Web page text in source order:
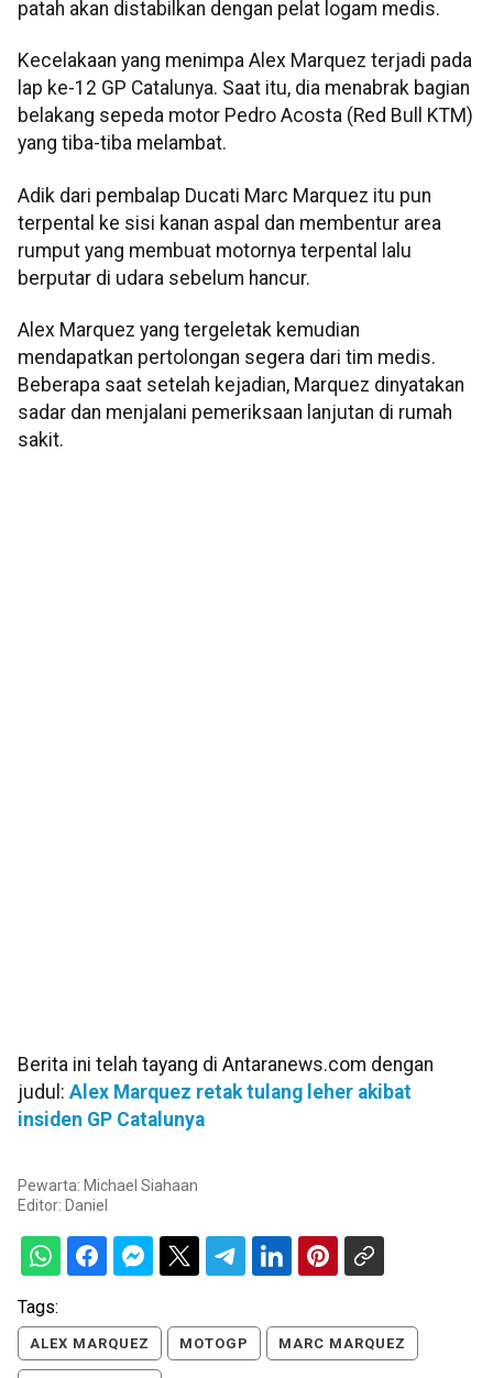
patah akan distabilkan dengan pelat logam medis.
Kecelakaan yang menimpa Alex Marquez terjadi pada
lap ke-12 GP Catalunya. Saat itu, dia menabrak bagian
belakang sepeda motor Pedro Acosta (Red Bull KTM)
yang tiba-tiba melambat.
Adik dari pembalap Ducati Marc Marquez itu pun
terpental ke sisi kanan aspal dan membentur area
rumput yang membuat motornya terpental lalu
berputar di udara sebelum hancur.
Alex Marquez yang tergeletak kemudian
mendapatkan pertolongan segera dari tim medis.
Beberapa saat setelah kejadian, Marquez dinyatakan
sadar dan menjalani pemeriksaan lanjutan di rumah
sakit.
Berita ini telah tayang di Antaranews.com dengan
judul: Alex Marquez retak tulang leher akibat
insiden GP Catalunya
Pewarta: Michael Siahaan
Editor: Daniel
Tags:
ALEX MARQUEZ MOTOGP MARC MARQUEZ